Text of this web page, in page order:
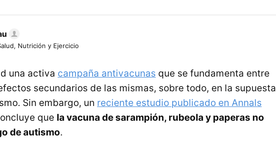
Nutrición y Ejercicio
una activa campaña antivacunas que se fundamenta entre
secundarios de las mismas, sobre todo, en la supuesta
Sin embargo, un reciente estudio publicado en Annals
que la vacuna de sarampión, rubeola y paperas no
de autismo.